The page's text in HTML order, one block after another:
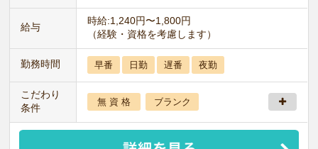
給与
時給:1,240円〜1,800円
（経験・資格を考慮します）
勤務時間 早番 日勤 遅番 夜勤
こだわり
条件
無 資 格 ブランク